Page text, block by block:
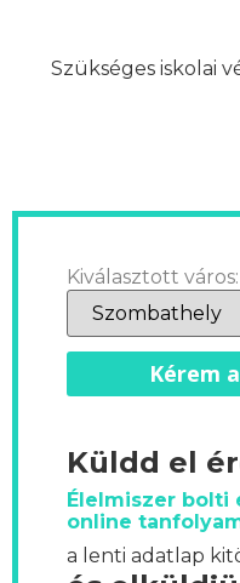
Szükséges iskolai
Kiválasztott város:
Kérem
Küldd el
Élelmiszer bolti
online
a lenti adatlap